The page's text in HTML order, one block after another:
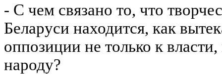
- С чем связано то, что
Беларуси находится, как
оппозиции не только к
народу?